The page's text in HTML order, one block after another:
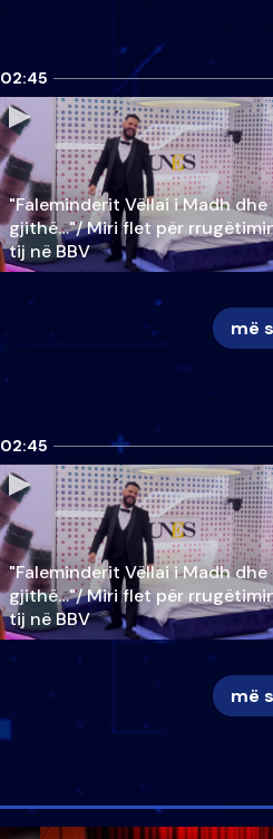
02:45
"Faleminderit Vëllai i Madh dhe
gjithë…"/ Miri flet për
tij në BBV
më
02:45
"Faleminderit Vëllai i Madh dhe
gjithë…"/ Miri flet për
tij në BBV
më